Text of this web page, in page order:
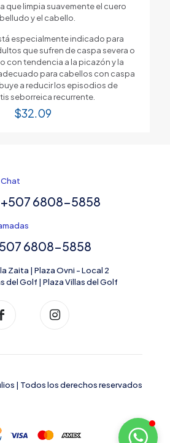
que limpia suavemente el cuero
y el cabello.
especialmente indicado para
que sufren de caspa severa o
con tendencia a la picazón y la
para cabellos con caspa
a reducir los episodios de
seborreica recurrente.
$32.09
Chat
+507 6808-5858
6808-5858
Zaita | Plaza Ovni - Local 2
del Golf | Plaza Villas del Golf
| Todos los derechos reservados